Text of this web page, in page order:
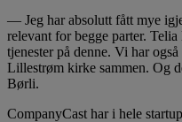
— Jeg har absolutt fått mye
relevant for begge parter.
tjenester på denne. Vi har
Lillestrøm kirke sammen. Og
Børli.
CompanyCast har i hele